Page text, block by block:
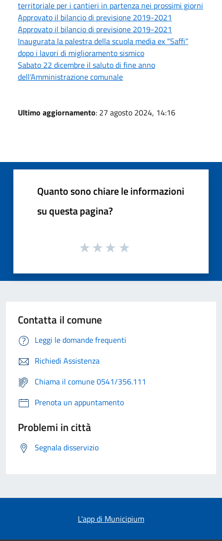
territoriale per i cantieri in partenza nei prossimi giorni
Approvato il bilancio di previsione 2019-2021
Approvato il bilancio di previsione 2019-2021
Inaugurata la palestra della scuola media ex “Saffi”
dopo i lavori di miglioramento sismico
Sabato 22 dicembre il saluto di fine anno
dell’Amministrazione comunale
Ultimo aggiornamento: 27 agosto 2024, 14:16
Quanto sono chiare le informazioni
su questa pagina?
Contatta il comune
Leggi le domande frequenti
Richiedi Assistenza
Chiama il comune 0541/356.111
Prenota un appuntamento
Problemi in città
Segnala disservizio
L'app di Municipium